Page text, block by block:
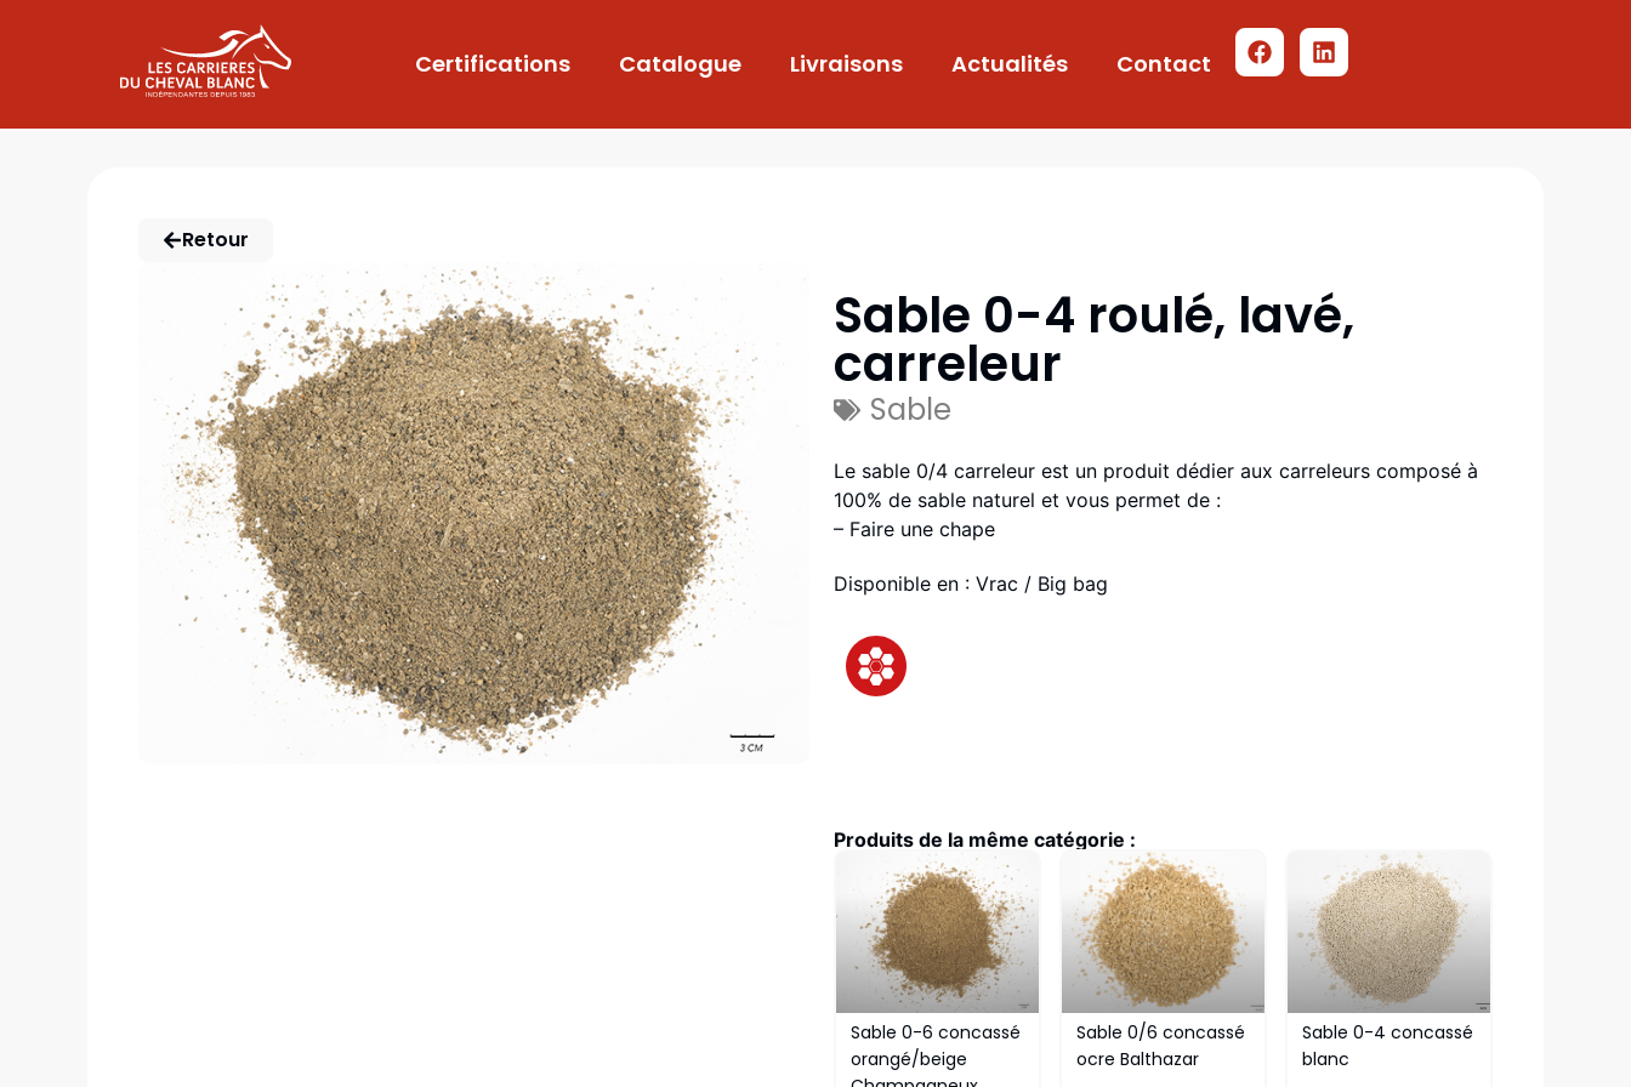
Certifications Catalogue Livraisons Actualités Contact
Retour
Sable 0-4 roulé, lavé,
carreleur
Sable
Le sable 0/4 carreleur est un produit dédier aux carreleurs composé à
100% de sable naturel et vous permet de :
– Faire une chape
Disponible en : Vrac / Big bag
Produits de la même catégorie :
Sable 0-6 concassé
orangé/beige
Sable 0/6 concassé
ocre Balthazar
Sable 0-4 concassé
blanc